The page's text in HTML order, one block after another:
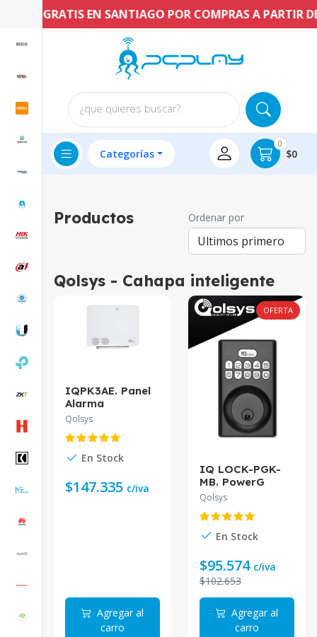
GRATIS EN SANTIAGO POR COMPRAS A PARTIR DE
¿que quieres buscar?
Categorías
0
$0
Productos Ordenar por
Qolsys - Cahapa inteligente
IQPK3AE. Panel
Alarma
Inalambrico
Qolsys
En Stock
$147.335 c/iva
Agregar al
carro
OFERTA
IQ LOCK-PGK-
MB. PowerG
Door lock, Satin
Nickel
Qolsys
En Stock
$95.574 c/iva
$102.653
Agregar al
carro